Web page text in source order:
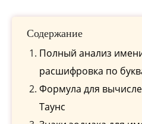
Содержание
Полный анализ
расшифровка по
Формула для
Таунс